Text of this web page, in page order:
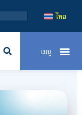
ไทย